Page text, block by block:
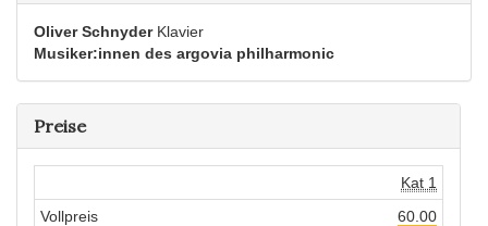
Oliver SchnyderKlavier
Musiker:innen des argovia philharmonic
Preise
Kat 1
Vollpreis
60.00